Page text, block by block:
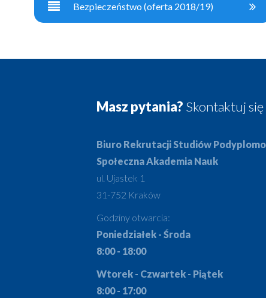
Bezpieczeństwo (oferta 2018/19)
Masz pytania? Skontaktuj się
Biuro Rekrutacji Studiów
Społeczna Akademia Nauk
ul. Ujastek 1
31-752 Kraków
Godziny otwarcia:
Poniedziałek - Środa
8:00 - 18:00
Wtorek - Czwartek - Piątek
8:00 - 17:00